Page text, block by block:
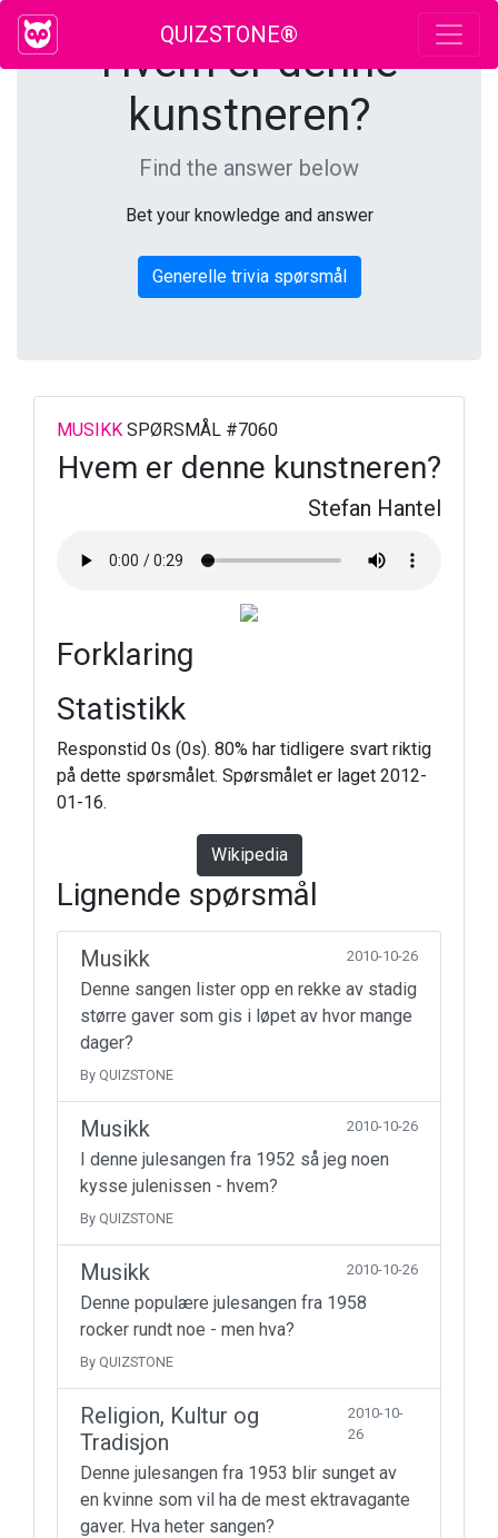
QUIZSTONE®
Hvem er denne
kunstneren?
Find the answer below
Bet your knowledge and answer
Generelle trivia spørsmål
MUSIKK SPØRSMÅL #7060
Hvem er denne kunstneren?
Stefan Hantel
Forklaring
Statistikk
Responstid 0s (0s). 80% har tidligere svart riktig
på dette spørsmålet. Spørsmålet er laget 2012-
01-16.
Wikipedia
Lignende spørsmål
Musikk 2010-10-26
Denne sangen lister opp en rekke av stadig
større gaver som gis i løpet av hvor mange
dager?
By QUIZSTONE
Musikk 2010-10-26
I denne julesangen fra 1952 så jeg noen
kysse julenissen - hvem?
By QUIZSTONE
Musikk 2010-10-26
Denne populære julesangen fra 1958
rocker rundt noe - men hva?
By QUIZSTONE
Religion, Kultur og
Tradisjon
2010-10-
26
Denne julesangen fra 1953 blir sunget av
en kvinne som vil ha de mest ektravagante
gaver. Hva heter sangen?